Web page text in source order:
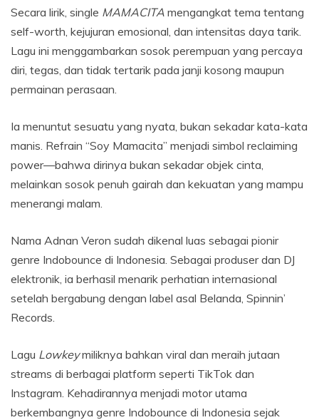
Secara lirik, single MAMACITA mengangkat tema tentang
self-worth, kejujuran emosional, dan intensitas daya tarik.
Lagu ini menggambarkan sosok perempuan yang percaya
diri, tegas, dan tidak tertarik pada janji kosong maupun
permainan perasaan.
Ia menuntut sesuatu yang nyata, bukan sekadar kata-kata
manis. Refrain “Soy Mamacita” menjadi simbol reclaiming
power—bahwa dirinya bukan sekadar objek cinta,
melainkan sosok penuh gairah dan kekuatan yang mampu
menerangi malam.
Nama Adnan Veron sudah dikenal luas sebagai pionir
genre Indobounce di Indonesia. Sebagai produser dan DJ
elektronik, ia berhasil menarik perhatian internasional
setelah bergabung dengan label asal Belanda, Spinnin’
Records.
Lagu Lowkeymiliknya bahkan viral dan meraih jutaan
streams di berbagai platform seperti TikTok dan
Instagram. Kehadirannya menjadi motor utama
berkembangnya genre Indobounce di Indonesia sejak